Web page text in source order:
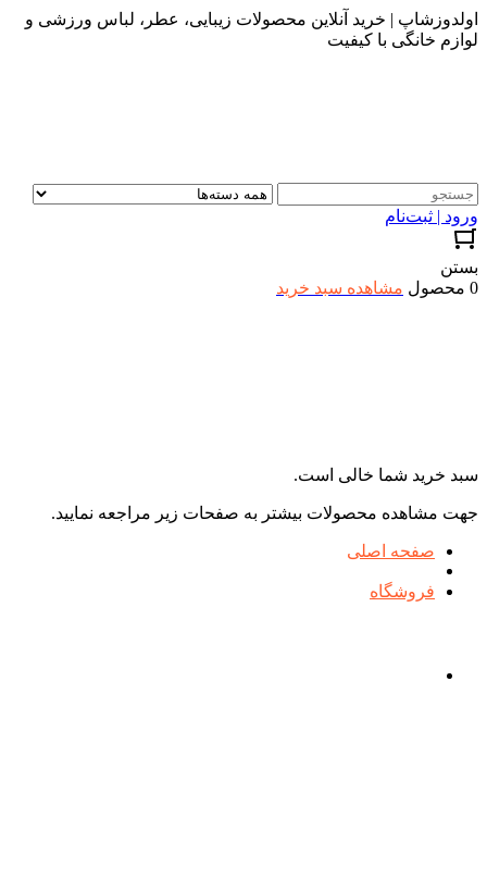
اولدوزشاپ | خرید آنلاین محصولات زیبایی، عطر، لباس ورزشی و
لوازم خانگی با کیفیت
ورود | ثبت‌نام
بستن
0 محصول
مشاهده سبد خرید
سبد خرید شما خالی است.
جهت مشاهده محصولات بیشتر به صفحات زیر مراجعه نمایید.
صفحه اصلی
فروشگاه